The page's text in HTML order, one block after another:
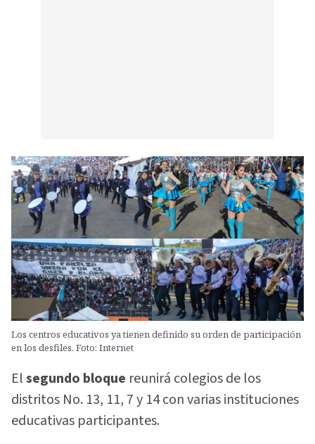
Los centros educativos ya tienen definido su orden de participación
en los desfiles. Foto: Internet
Elsegundo bloque reunirá colegios de los
distritos No. 13, 11, 7 y 14 con varias instituciones
educativas participantes.